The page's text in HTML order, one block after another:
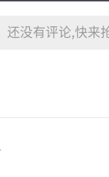
还没有评论,快来